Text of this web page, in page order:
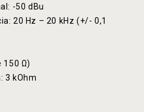
-50 dBu
20 Hz – 20 kHz (+/- 0,1
150 Ω)
3 kOhm